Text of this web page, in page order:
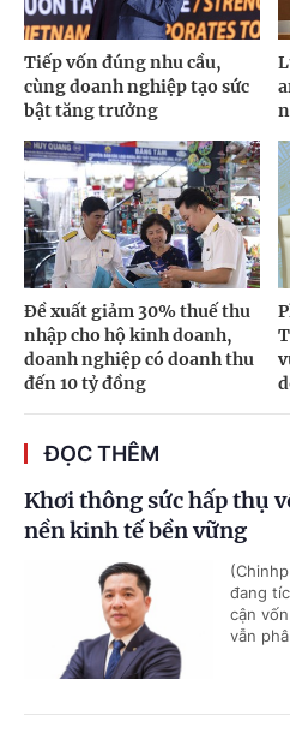
Tiếp vốn đúng nhu cầu,
cùng doanh nghiệp tạo sức
bật tăng trưởng
Đề xuất giảm 30% thuế thu
nhập cho hộ kinh doanh,
doanh nghiệp có doanh thu
đến 10 tỷ đồng
ĐỌC THÊM
Khơi thông sức hấp thụ
nền kinh tế bền vững
đang
cận
vẫn